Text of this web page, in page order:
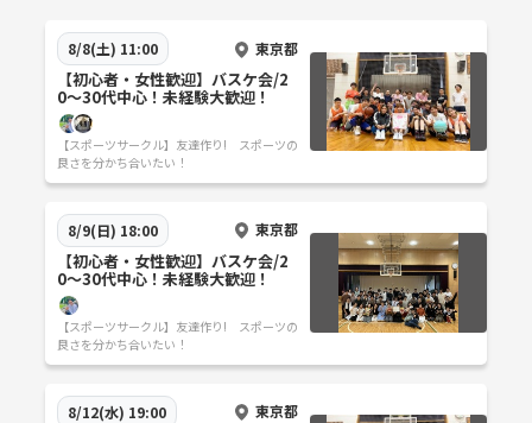
8/8(土) 11:00 東京都
【初心者・女性歓迎】バスケ会/2
0〜30代中心！未経験大歓迎！
【スポーツサークル】友達作り! スポーツの
良さを分かち合いたい！
8/9(日) 18:00 東京都
【初心者・女性歓迎】バスケ会/2
0〜30代中心！未経験大歓迎！
【スポーツサークル】友達作り! スポーツの
良さを分かち合いたい！
8/12(水) 19:00 東京都